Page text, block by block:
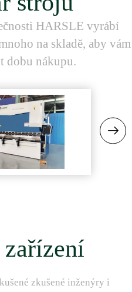
HARSLE vyrábí
na skladě, aby vám
dobu nákupu.
zkušené inženýry i